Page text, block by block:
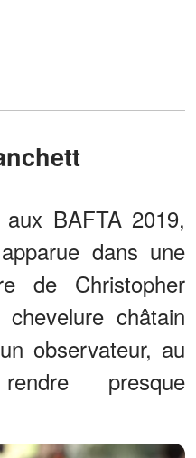
BAFTA 2019,
dans une
de Christopher
châtain
observateur, au
presque